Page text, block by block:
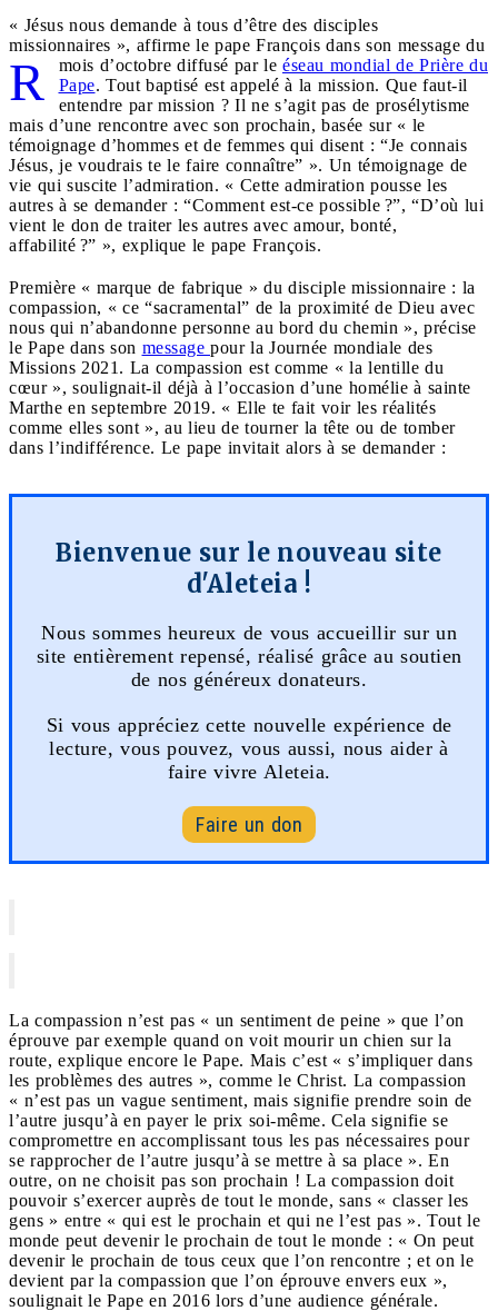
« Jésus nous demande à tous d’être des disciples
missionnaires », affirme le pape François dans son message du
mois d’octobre diffusé par le
R
éseau mondial de Prière du
Pape. Tout baptisé est appelé à la mission. Que faut-il
entendre par mission ? Il ne s’agit pas de prosélytisme
mais d’une rencontre avec son prochain, basée sur « le
témoignage d’hommes et de femmes qui disent : “Je connais
Jésus, je voudrais te le faire connaître” ». Un témoignage de
vie qui suscite l’admiration. « Cette admiration pousse les
autres à se demander : “Comment est-ce possible ?”, “D’où lui
vient le don de traiter les autres avec amour, bonté,
affabilité ?” », explique le pape François.
Première « marque de fabrique » du disciple missionnaire : la
compassion, « ce “sacramental” de la proximité de Dieu avec
nous qui n’abandonne personne au bord du chemin », précise
le Pape dans son message pour la Journée mondiale des
Missions 2021. La compassion est comme « la lentille du
cœur », soulignait-il déjà à l’occasion d’une homélie à sainte
Marthe en septembre 2019. « Elle te fait voir les réalités
comme elles sont », au lieu de tourner la tête ou de tomber
dans l’indifférence. Le pape invitait alors à se demander :
Bienvenue sur le nouveau site
d'Aleteia !
Nous sommes heureux de vous accueillir sur un
site entièrement repensé, réalisé grâce au soutien
de nos généreux donateurs.
Si vous appréciez cette nouvelle expérience de
lecture, vous pouvez, vous aussi, nous aider à
faire vivre Aleteia.
Faire un don
La compassion n’est pas « un sentiment de peine » que l’on
éprouve par exemple quand on voit mourir un chien sur la
route, explique encore le Pape. Mais c’est « s’impliquer dans
les problèmes des autres », comme le Christ. La compassion
« n’est pas un vague sentiment, mais signifie prendre soin de
l’autre jusqu’à en payer le prix soi-même. Cela signifie se
compromettre en accomplissant tous les pas nécessaires pour
se rapprocher de l’autre jusqu’à se mettre à sa place ». En
outre, on ne choisit pas son prochain ! La compassion doit
pouvoir s’exercer auprès de tout le monde, sans « classer les
gens » entre « qui est le prochain et qui ne l’est pas ». Tout le
monde peut devenir le prochain de tout le monde : « On peut
devenir le prochain de tous ceux que l’on rencontre ; et on le
devient par la compassion que l’on éprouve envers eux »,
soulignait le Pape en 2016 lors d’une audience générale.